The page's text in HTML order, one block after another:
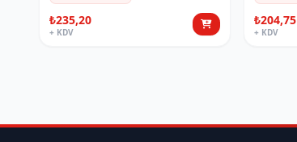
₺235,20
+ KDV
₺204,75
+ KDV